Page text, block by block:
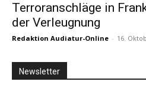
Terroranschläge in
der Verleugnung
Redaktion Audiatur-Online - 16.
Newsletter